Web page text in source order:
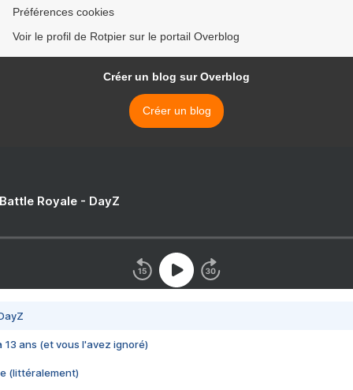
Préférences cookies
Voir le profil de Rotpier sur le portail Overblog
Créer un blog sur Overblog
Créer un blog
Royale - DayZ
13 ans (et vous l'avez ignoré)
(littéralement)